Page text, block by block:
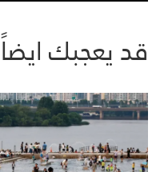
قد يعجبك ايضاً